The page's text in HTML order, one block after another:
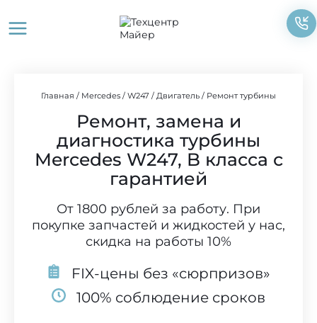
содержимому
Главная / Mercedes / W247 / Двигатель / Ремонт турбины
Ремонт, замена и
диагностика турбины
Mercedes W247, B класса с
гарантией
От 1800 рублей за работу. При
покупке запчастей и жидкостей у нас,
скидка на работы 10%
FIX-цены без «сюрпризов»
100% соблюдение сроков